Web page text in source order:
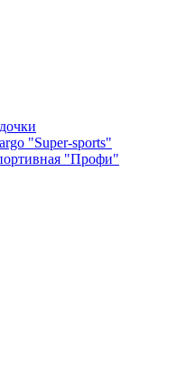
"Super-sports"
"Профи"